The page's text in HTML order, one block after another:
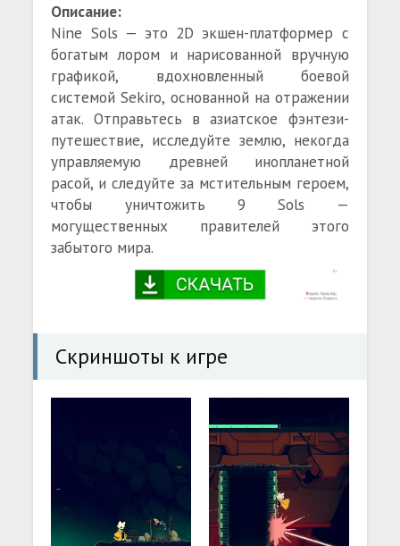
Описание:
Nine Sols — это 2D экшен-платформер с
богатым лором и нарисованной вручную
графикой, вдохновленный боевой
системой Sekiro, основанной на отражении
атак. Отправьтесь в азиатское фэнтези-
путешествие, исследуйте землю, некогда
управляемую древней инопланетной
расой, и следуйте за мстительным героем,
чтобы уничтожить 9 Sols —
могущественных правителей этого
забытого мира.
Скриншоты к игре